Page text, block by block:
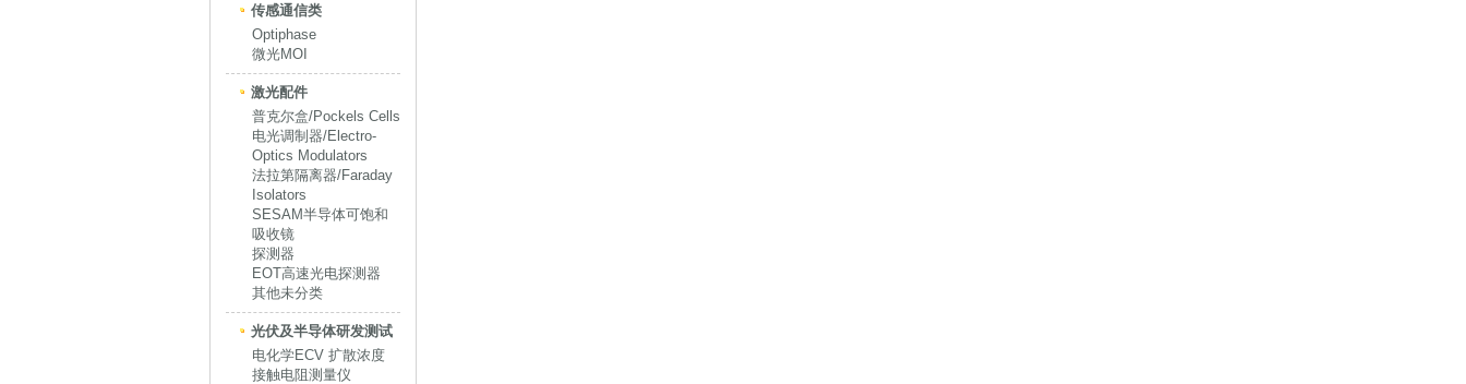
传感通信类
Optiphase
微光MOI
激光配件
普克尔盒/Pockels Cells
电光调制器/Electro-
Optics Modulators
法拉第隔离器/Faraday
Isolators
SESAM半导体可饱和
吸收镜
探测器
EOT高速光电探测器
其他未分类
光伏及半导体研发测试
电化学ECV 扩散浓度
接触电阻测量仪